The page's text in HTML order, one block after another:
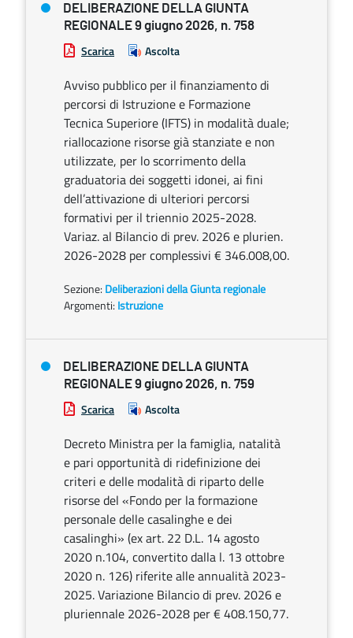
DELIBERAZIONE DELLA GIUNTA
REGIONALE 9 giugno 2026, n. 758
Scarica Ascolta
Avviso pubblico per il finanziamento di
percorsi di Istruzione e Formazione
Tecnica Superiore (IFTS) in modalità duale;
riallocazione risorse già stanziate e non
utilizzate, per lo scorrimento della
graduatoria dei soggetti idonei, ai fini
dell’attivazione di ulteriori percorsi
formativi per il triennio 2025-2028.
Variaz. al Bilancio di prev. 2026 e plurien.
2026-2028 per complessivi € 346.008,00.
Sezione: Deliberazioni della Giunta regionale
Argomenti: Istruzione
DELIBERAZIONE DELLA GIUNTA
REGIONALE 9 giugno 2026, n. 759
Scarica Ascolta
Decreto Ministra per la famiglia, natalità
e pari opportunità di ridefinizione dei
criteri e delle modalità di riparto delle
risorse del «Fondo per la formazione
personale delle casalinghe e dei
casalinghi» (ex art. 22 D.L. 14 agosto
2020 n.104, convertito dalla l. 13 ottobre
2020 n. 126) riferite alle annualità 2023-
2025. Variazione Bilancio di prev. 2026 e
pluriennale 2026-2028 per € 408.150,77.